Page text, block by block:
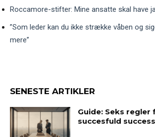
Roccamore-stifter: Mine ansatte skal have
”Som leder kan du ikke strække våben og
mere”
SENESTE ARTIKLER
Guide: Seks regler
succesfuld